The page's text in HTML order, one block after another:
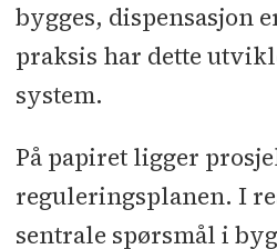
bygges, dispensasjon
praksis har dette
system.
På papiret ligger
reguleringsplanen. I
sentrale spørsmål i